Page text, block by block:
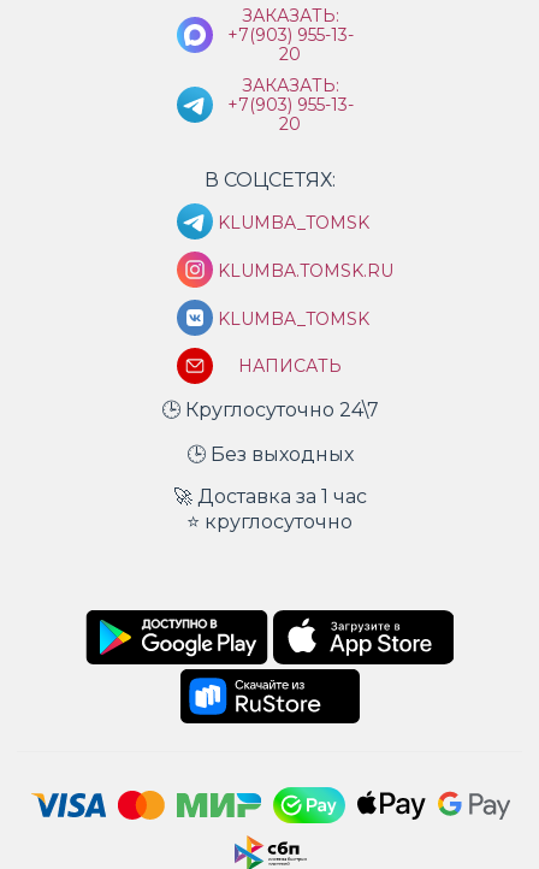
ЗАКАЗАТЬ:
+7(903) 955-13-
20
ЗАКАЗАТЬ:
+7(903) 955-13-
20
В СОЦСЕТЯХ:
KLUMBA_TOMSK
KLUMBA.TOMSK.RU
KLUMBA_TOMSK
НАПИСАТЬ
🕒 Круглосуточно 24\7
🕒 Без выходных
🚀 Доставка за 1 час
⭐ круглосуточно